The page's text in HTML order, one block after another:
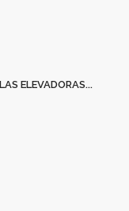
ELEVADORAS...